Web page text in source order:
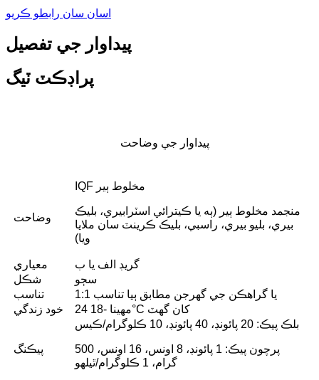
اسان سان رابطو ڪريو
پيداوار جي تفصيل
پراڊڪٽ ٽيگ
پيداوار جي وضاحت
وضاحت
IQF مخلوط ٻير
منجمد مخلوط ٻير (ٻه يا ڪيترائي اسٽرابيري، بليڪ
بيري، بليو بيري، راسبي، بليڪ ڪرينٽ سان ملايا
ويا)
معياري
گريڊ الف يا ب
شڪل
سڄو
تناسب
1:1 يا گراهڪن جي گهرجن مطابق ٻيا تناسب
خود زندگي
24 مهينا -18°C کان گهٽ
پيڪنگ
بلڪ پيڪ: 20 پائونڊ، 40 پائونڊ، 10 ڪلوگرام/ڪيس
پرچون پيڪ: 1 پائونڊ، 8 اونس، 16 اونس، 500
گرام، 1 ڪلوگرام/ٿيلهو